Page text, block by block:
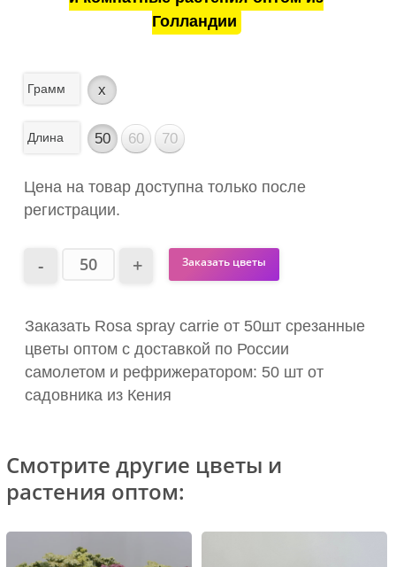
Голландии
Грамм x
Длина 50 60 70
Цена на товар доступна только после
регистрации.
Заказать цветы
Заказать Rosa spray carrie от 50шт срезанные
цветы оптом с доставкой по России
самолетом и рефрижератором: 50 шт от
садовника из Кения
Смотрите другие цветы и
растения оптом: